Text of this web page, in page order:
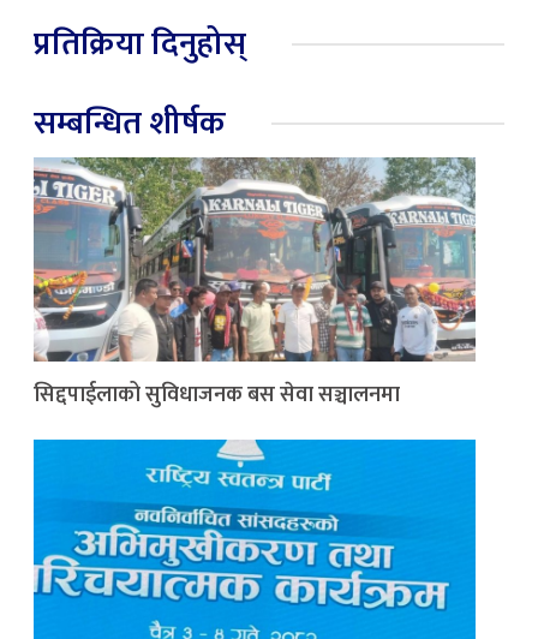
प्रतिक्रिया दिनुहोस्
सम्बन्धित शीर्षक
सिद्दपाईलाको सुविधाजनक बस सेवा सञ्चालनमा